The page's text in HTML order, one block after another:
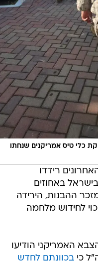
כלי טיס אמריקנים שנחתו
רידדו
באחוזים
ההבנות, הירידה
לחידוש מלחמה
האמריקני הודיעו
כיבכוונתם לחדש